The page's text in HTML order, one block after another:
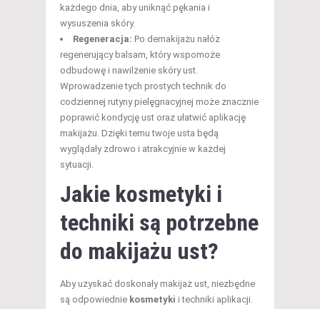
każdego dnia, aby uniknąć pękania i
wysuszenia skóry.
Regeneracja: Po demakijażu nałóż
regenerujący balsam, który wspomoże
odbudowę i nawilżenie skóry ust.
Wprowadzenie tych prostych technik do
codziennej rutyny pielęgnacyjnej może znacznie
poprawić kondycję ust oraz ułatwić aplikację
makijażu. Dzięki temu twoje usta będą
wyglądały zdrowo i atrakcyjnie w każdej
sytuacji.
Jakie kosmetyki i
techniki są potrzebne
do makijażu ust?
Aby uzyskać doskonały makijaż ust, niezbędne
są odpowiednie kosmetyki i techniki aplikacji.